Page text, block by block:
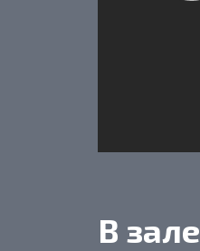
В зале